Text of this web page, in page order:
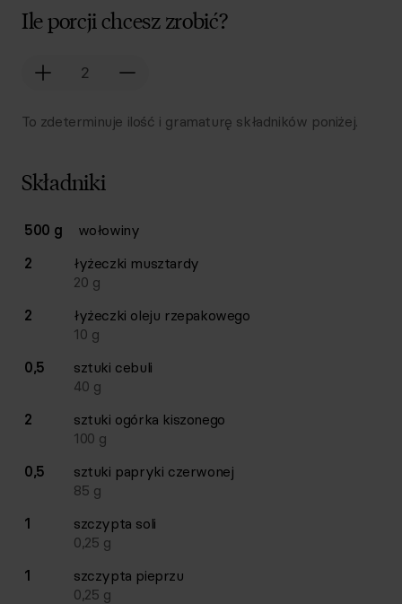
Ile porcji chcesz zrobić?
To zdeterminuje ilość i gramaturę składników poniżej.
Składniki
Lista składników przepisu z ilościami i wagami
Ilość Składnik
500 g
wołowiny
2
łyżeczki musztardy
20 g
2
łyżeczki oleju rzepakowego
10 g
0,5
sztuki cebuli
40 g
2
sztuki ogórka kiszonego
100 g
0,5
sztuki papryki czerwonej
85 g
1
szczypta soli
0,25 g
1
szczypta pieprzu
0,25 g